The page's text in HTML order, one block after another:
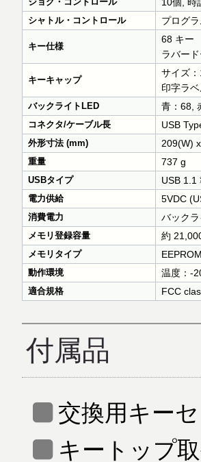
シャトル・コントロール プログ
キー仕様
68 キー
ラバー
キーキャップ
サイズ
印字ラ
バックライトLED 青：68,
コネクタ/ケーブル長 USB
外形寸法 (mm) 209(W)
重量 737 g
USBタイプ USB 1.1
電力供給 5VDC
消費電力 バック
メモリ登録容量 約
メモリタイプ
動作環境 温度：-
適合規格 FCC
付属品
交換用キー
キートップ